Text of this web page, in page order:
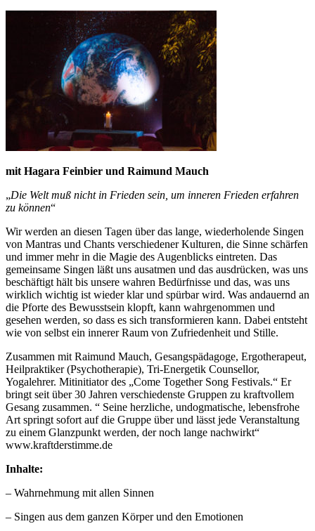
mit Hagara Feinbier und Raimund Mauch
„Die Welt muß nicht in Frieden sein, um inneren Frieden erfahren
zu können“
Wir werden an diesen Tagen über das lange, wiederholende Singen
von Mantras und Chants verschiedener Kulturen, die Sinne schärfen
und immer mehr in die Magie des Augenblicks eintreten. Das
gemeinsame Singen läßt uns ausatmen und das ausdrücken, was uns
beschäftigt hält bis unsere wahren Bedürfnisse und das, was uns
wirklich wichtig ist wieder klar und spürbar wird. Was andauernd an
die Pforte des Bewusstsein klopft, kann wahrgenommen und
gesehen werden, so dass es sich transformieren kann. Dabei entsteht
wie von selbst ein innerer Raum von Zufriedenheit und Stille.
Zusammen mit Raimund Mauch, Gesangspädagoge, Ergotherapeut,
Heilpraktiker (Psychotherapie), Tri-Energetik Counsellor,
Yogalehrer. Mitinitiator des „Come Together Song Festivals.“ Er
bringt seit über 30 Jahren verschiedenste Gruppen zu kraftvollem
Gesang zusammen. “ Seine herzliche, undogmatische, lebensfrohe
Art springt sofort auf die Gruppe über und lässt jede Veranstaltung
zu einem Glanzpunkt werden, der noch lange nachwirkt“
www.kraftderstimme.de
Inhalte:
– Wahrnehmung mit allen Sinnen
– Singen aus dem ganzen Körper und den Emotionen